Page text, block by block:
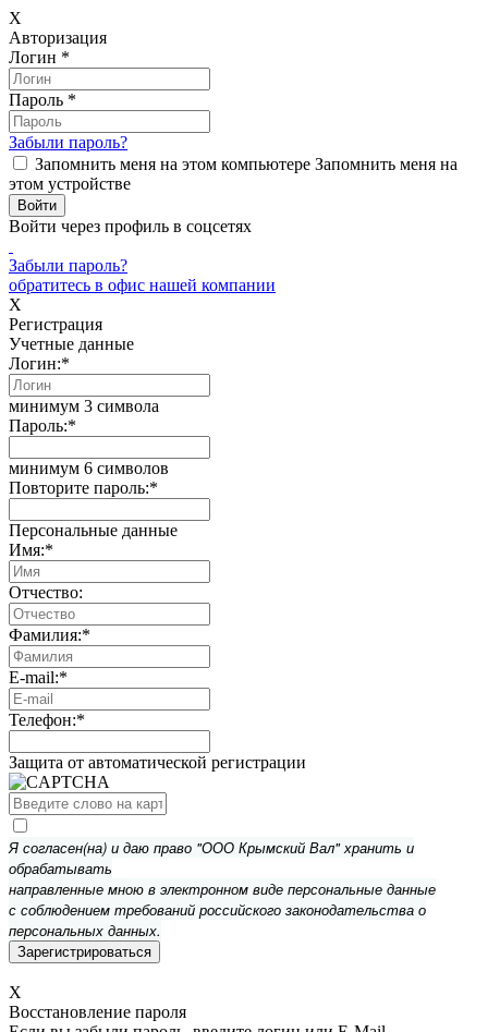
X
Авторизация
Логин *
Пароль *
Забыли пароль?
Запомнить меня на этом компьютере Запомнить меня на
этом устройстве
Войти через профиль в соцсетях
Забыли пароль?
обратитесь в офис нашей компании
X
Регистрация
Учетные данные
Логин:*
минимум 3 символа
Пароль:*
минимум 6 символов
Повторите пароль:*
Персональные данные
Имя:*
Отчество:
Фамилия:*
E-mail:*
Телефон:*
Защита от автоматической регистрации
Я согласен(на) и даю право "ООО Крымский Вал" хранить и
обрабатывать
направленные мною в электронном виде персональные данные
с соблюдением требований российского законодательства о
персональных данных.
X
Восстановление пароля